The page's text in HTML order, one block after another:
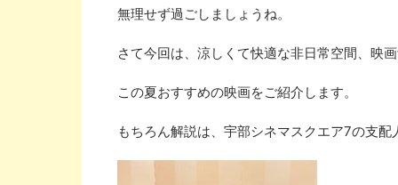
無理せず過ごしましょうね。
さて今回は、涼しくて快適な非日常空間、映
この夏おすすめの映画をご紹介します。
もちろん解説は、宇部シネマスクエア7の支配